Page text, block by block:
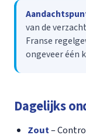
van de
Franse
ongeveer één
Dagelijks
Zout–